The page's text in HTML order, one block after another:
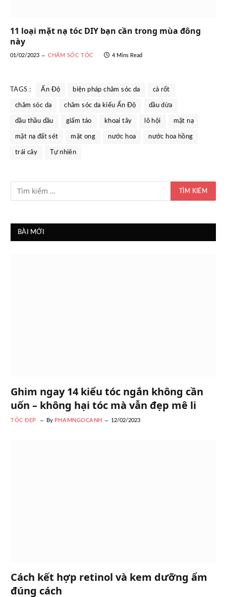
11 loại mặt nạ tóc DIY bạn cần trong mùa đông
này
01/02/2023 CHĂM SÓC TÓC 4 Mins Read
TAGS : Ấn Độ biện pháp chăm sóc da cà rốt
chăm sóc da chăm sóc da kiểu Ấn Độ dầu dừa
dầu thầu dầu giấm táo khoai tây lô hội mặt nạ
mặt nạ đất sét mật ong nước hoa nước hoa hồng
trái cây Tự nhiên
BÀI MỚI
Ghim ngay 14 kiểu tóc ngắn không cần
uốn – không hại tóc mà vẫn đẹp mê li
TÓC ĐẸP By PHAMNGOCANH 12/02/2023
Cách kết hợp retinol và kem dưỡng ẩm
đúng cách